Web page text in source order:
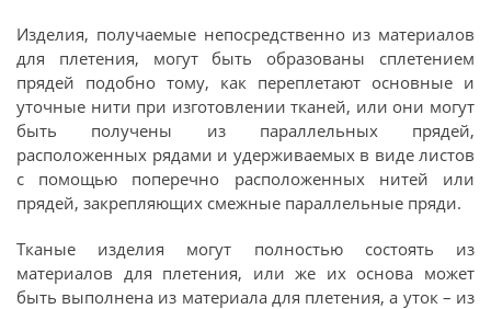
Изделия, получаемые непосредственно из материалов
для плетения, могут быть образованы сплетением
прядей подобно тому, как переплетают основные и
уточные нити при изготовлении тканей, или они могут
быть получены из параллельных прядей,
расположенных рядами и удерживаемых в виде листов
с помощью поперечно расположенных нитей или
прядей, закрепляющих смежные параллельные пряди.
Тканые изделия могут полностью состоять из
материалов для плетения, или же их основа может
быть выполнена из материала для плетения, а уток – из